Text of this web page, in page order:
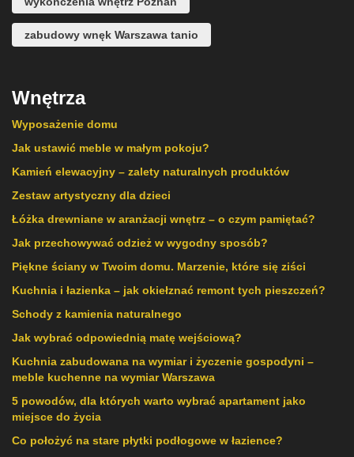
zabudowy wnęk Warszawa tanio
Wnętrza
Wyposażenie domu
Jak ustawić meble w małym pokoju?
Kamień elewacyjny – zalety naturalnych produktów
Zestaw artystyczny dla dzieci
Łóżka drewniane w aranżacji wnętrz – o czym pamiętać?
Jak przechowywać odzież w wygodny sposób?
Piękne ściany w Twoim domu. Marzenie, które się ziści
Kuchnia i łazienka – jak okiełznać remont tych pieszczeń?
Schody z kamienia naturalnego
Jak wybrać odpowiednią matę wejściową?
Kuchnia zabudowana na wymiar i życzenie gospodyni –
meble kuchenne na wymiar Warszawa
5 powodów, dla których warto wybrać apartament jako
miejsce do życia
Co położyć na stare płytki podłogowe w łazience?